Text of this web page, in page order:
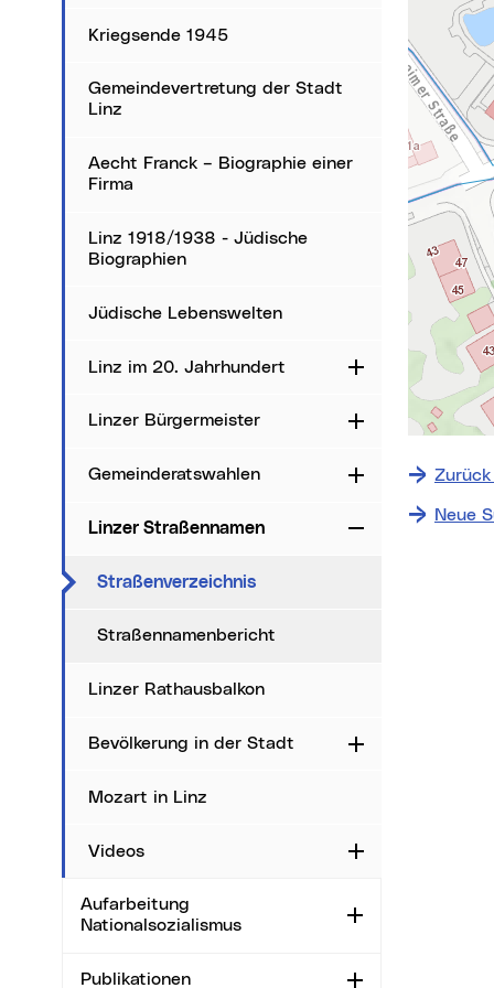
Kriegsende 1945
Gemeindevertretung der Stadt
Linz
Aecht Franck – Biographie einer
Firma
Linz 1918/1938 - Jüdische
Biographien
Jüdische Lebenswelten
Linz im 20. Jahrhundert Aufklappen
Linzer Bürgermeister Aufklappen
Gemeinderatswahlen Aufklappen
Linzer Straßennamen Zuklappen
Straßenverzeichnis(aktueller Menüpunkt)
Straßennamenbericht
Linzer Rathausbalkon
Bevölkerung in der Stadt Aufklappen
Mozart in Linz
Videos Aufklappen
Aufarbeitung
Nationalsozialismus
Aufklappen
Publikationen Aufklappen
Karte
⇧
Neue